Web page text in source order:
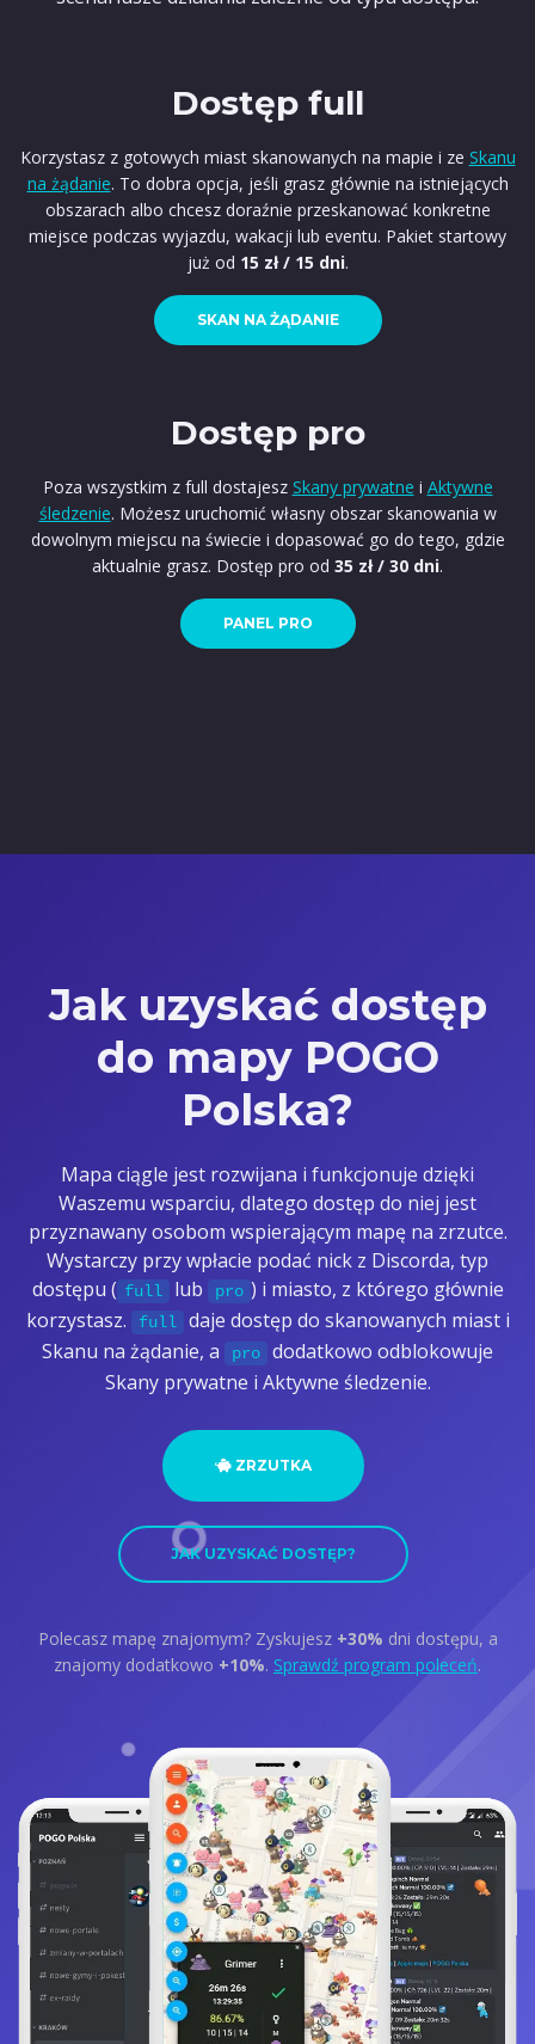
Dostęp full
Korzystasz z gotowych miast skanowanych na mapie i ze Skanu
na żądanie. To dobra opcja, jeśli grasz głównie na istniejących
obszarach albo chcesz doraźnie przeskanować konkretne
miejsce podczas wyjazdu, wakacji lub eventu. Pakiet startowy
już od 15 zł / 15 dni.
SKAN NA ŻĄDANIE
Dostęp pro
Poza wszystkim z full dostajesz Skany prywatne i Aktywne
śledzenie. Możesz uruchomić własny obszar skanowania w
dowolnym miejscu na świecie i dopasować go do tego, gdzie
aktualnie grasz. Dostęp pro od 35 zł / 30 dni.
PANEL PRO
Jak uzyskać dostęp
do mapy POGO
Polska?
Mapa ciągle jest rozwijana i funkcjonuje dzięki
Waszemu wsparciu, dlatego dostęp do niej jest
przyznawany osobom wspierającym mapę na zrzutce.
Wystarczy przy wpłacie podać nick z Discorda, typ
dostępu ( full lub pro ) i miasto, z którego głównie
korzystasz.
full
daje dostęp do skanowanych miast i
Skanu na żądanie, a
pro
dodatkowo odblokowuje
Skany prywatne i Aktywne śledzenie.
ZRZUTKA
JAK UZYSKAĆ DOSTĘP?
Polecasz mapę znajomym? Zyskujesz +30% dni dostępu, a
znajomy dodatkowo +10%. Sprawdź program poleceń.